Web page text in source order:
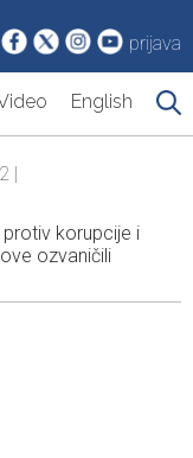
prijava
English
|
protiv korupcije i
ozvaničili